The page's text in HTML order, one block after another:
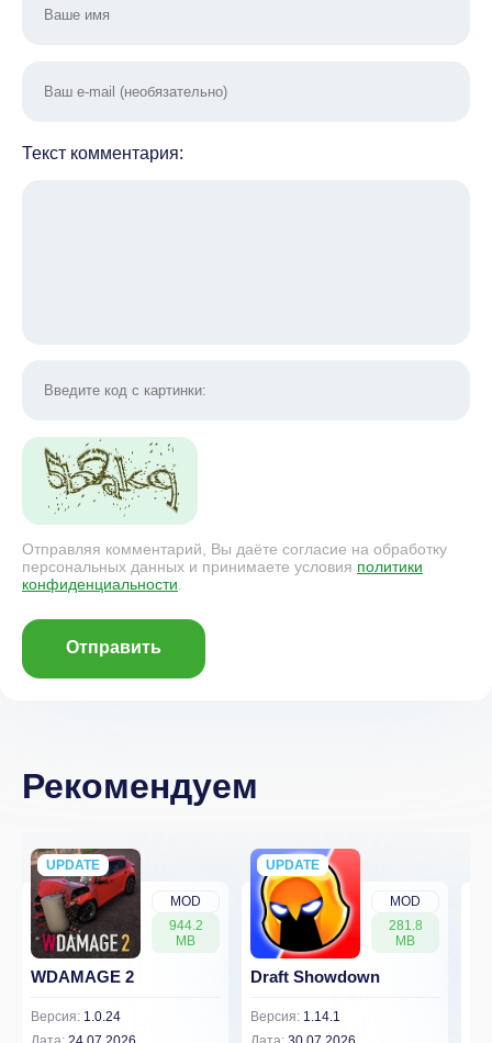
Текст комментария:
Отправляя комментарий, Вы даёте согласие на обработку
персональных данных и принимаете условия политики
конфиденциальности.
Отправить
Рекомендуем
MOD
944.2
MB
UPDATE
NEW
WDAMAGE 2
Версия: 1.0.24
MOD
281.8
MB
UPDATE
NEW
Draft Showdown
Версия: 1.14.1